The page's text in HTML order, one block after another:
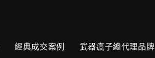
經典成交案例 武器瘋子總代理品牌